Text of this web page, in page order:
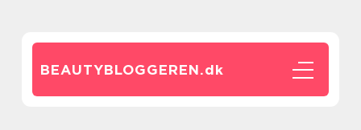
BEAUTYBLOGGEREN.dk